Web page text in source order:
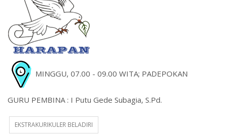
MINGGU, 07.00 - 09.00 WITA; PADEPOKAN
GURU PEMBINA : I Putu Gede Subagia, S.Pd.
EKSTRAKURIKULER BELADIRI